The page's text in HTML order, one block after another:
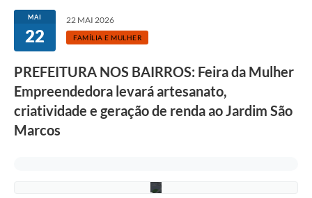
Secretarias
Atos Oficiais
Transparência
Programa Famílias Fortes
Procuradoria do Município de Valinhos
MAI
22
22 MAI 2026
FAMÍLIA E MULHER
PREFEITURA NOS BAIRROS: Feira da Mulher
Empreendedora levará artesanato,
criatividade e geração de renda ao Jardim São
Marcos
n
o
M
o
r